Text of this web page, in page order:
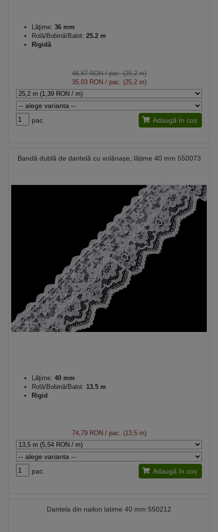
Lăţime: 36 mm
Rolă/Bobină/Balot: 25.2 m
Rigidă
46,87 RON/ pac. (25,2 m)
35,03 RON / pac. (25,2 m)
pac. Adaugă în coș
Bandă dublă de dantelă cu volănașe, lățime 40 mm 550073
Lăţime: 40 mm
Rolă/Bobină/Balot: 13.5 m
Rigid
74,79 RON/ pac. (13,5 m)
pac. Adaugă în coș
Dantela din nailon latime 40 mm 550212